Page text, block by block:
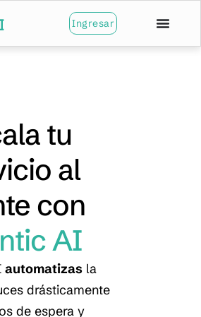
Ingresar
tu
al
con
AI
automatizasla
drásticamente
de espera y